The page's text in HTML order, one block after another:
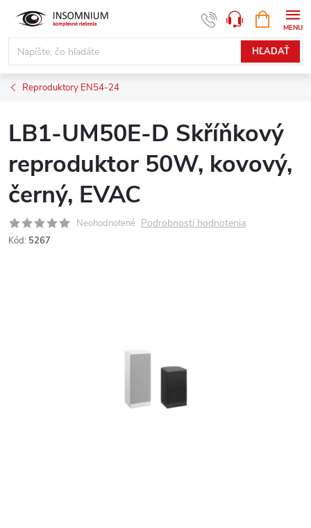
obsah
HĽADAŤ
KOŠÍK
Reproduktory EN54-24
LB1-UM50E-D Skříňkový
reproduktor 50W, kovový,
černý, EVAC
Neohodnotené Podrobnosti hodnotenia
Kód: 5267
www.insomnium.sk - Chat